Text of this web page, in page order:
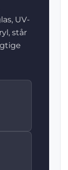
UV-
står